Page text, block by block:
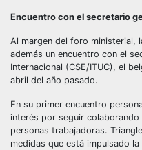
Encuentro con el secretario
Al margen del foro ministerial,
además un encuentro con el
Internacional (CSE/ITUC), el
abril del año pasado.
En su primer encuentro
interés por seguir
personas trabajadoras.
medidas que está impulsado